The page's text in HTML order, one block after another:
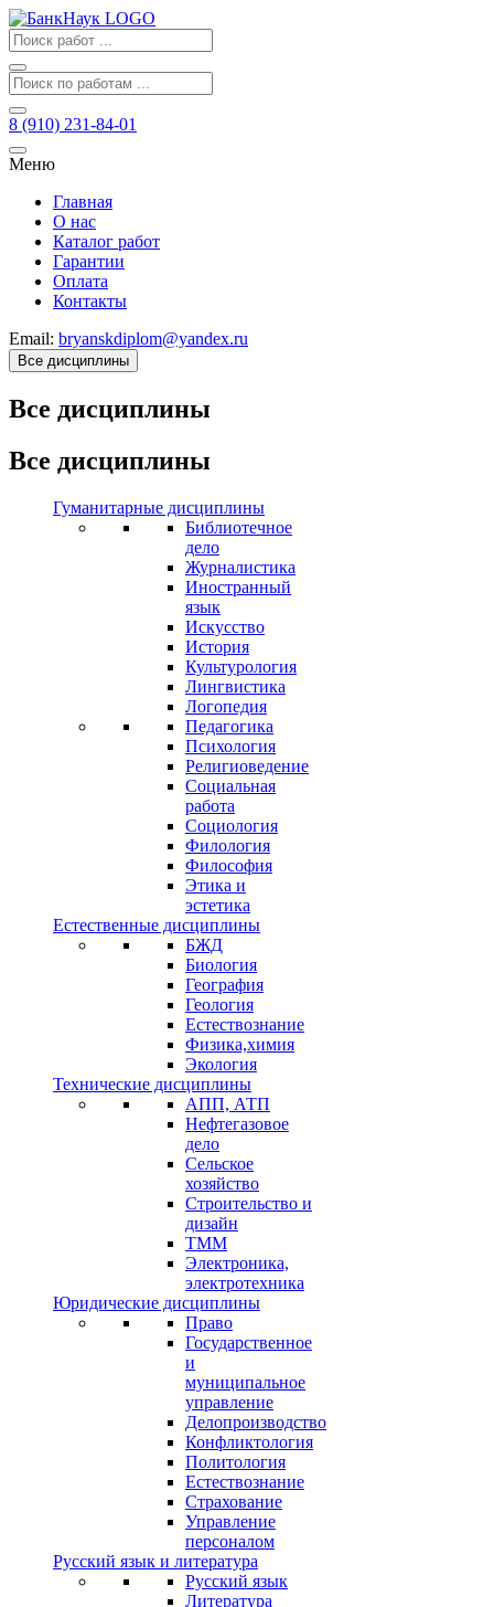
8 (910) 231-84-01
Меню
Главная
О нас
Каталог работ
Гарантии
Оплата
Контакты
Email: bryanskdiplom@yandex.ru
Все дисциплины
Все дисциплины
Все дисциплины
Гуманитарные дисциплины
Библиотечное
дело
Журналистика
Иностранный
язык
Искусство
История
Культурология
Лингвистика
Логопедия
Педагогика
Психология
Религиоведение
Социальная
работа
Социология
Филология
Философия
Этика и
эстетика
Естественные дисциплины
БЖД
Биология
География
Геология
Естествознание
Физика,химия
Экология
Технические дисциплины
АПП, АТП
Нефтегазовое
дело
Сельское
хозяйство
Строительство и
дизайн
ТММ
Электроника,
электротехника
Юридические дисциплины
Право
Государственное
и
муниципальное
управление
Делопроизводство
Конфликтология
Политология
Естествознание
Страхование
Управление
персоналом
Русский язык и литература
Русский язык
Литература